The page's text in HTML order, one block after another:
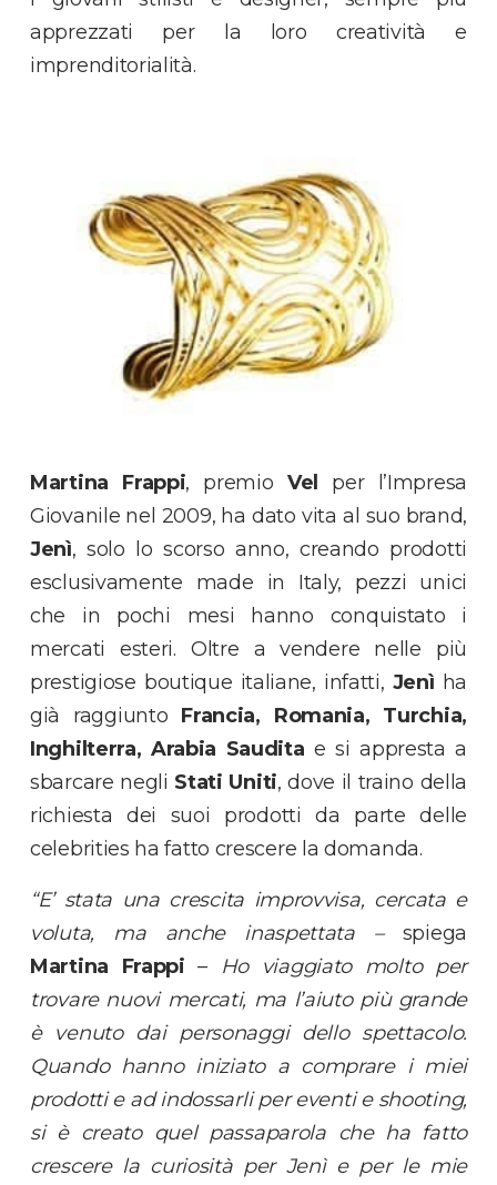
apprezzati per la loro creatività e
imprenditorialità.
Martina Frappi, premio Vel per l’Impresa
Giovanile nel 2009, ha dato vita al suo brand,
Jenì, solo lo scorso anno, creando prodotti
esclusivamente made in Italy, pezzi unici
che in pochi mesi hanno conquistato i
mercati esteri. Oltre a vendere nelle più
prestigiose boutique italiane, infatti, Jenì ha
già raggiunto Francia, Romania, Turchia,
Inghilterra, Arabia Saudita e si appresta a
sbarcare negli Stati Uniti, dove il traino della
richiesta dei suoi prodotti da parte delle
celebrities ha fatto crescere la domanda.
“E’ stata una crescita improvvisa, cercata e
voluta, ma anche inaspettata – spiega
Martina Frappi –
Ho viaggiato molto per
trovare nuovi mercati, ma l’aiuto più grande
è venuto dai personaggi dello spettacolo.
Quando hanno iniziato a comprare i miei
prodotti e ad indossarli per eventi e shooting,
si è creato quel passaparola che ha fatto
crescere la curiosità per Jenì e per lemie